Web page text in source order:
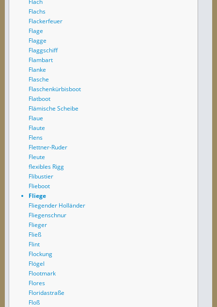
Flachs
Flackerfeuer
Flage
Flagge
Flaggschiff
Flambart
Flanke
Flasche
Flaschenkürbisboot
Flatboot
Flämische Scheibe
Flaue
Flaute
Flens
Flettner-Ruder
Fleute
flexibles Rigg
Flibustier
Flieboot
Fliege
Fliegender Holländer
Fliegenschnur
Flieger
Fließ
Flint
Flockung
Flögel
Flootmark
Flores
Floridastraße
Floß